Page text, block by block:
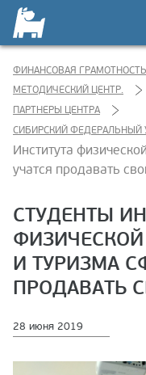
ФИНАНСОВАЯ
МЕТОДИЧЕСКИЙ ЦЕНТР.
ПАРТНЕРЫ ЦЕНТРА
СИБИРСКИЙ ФЕДЕРАЛЬНЫЙ
Института
учатся продавать
СТУДЕНТЫ
И ТУРИЗМА
ПРОДАВАТЬ
28 июня 2019